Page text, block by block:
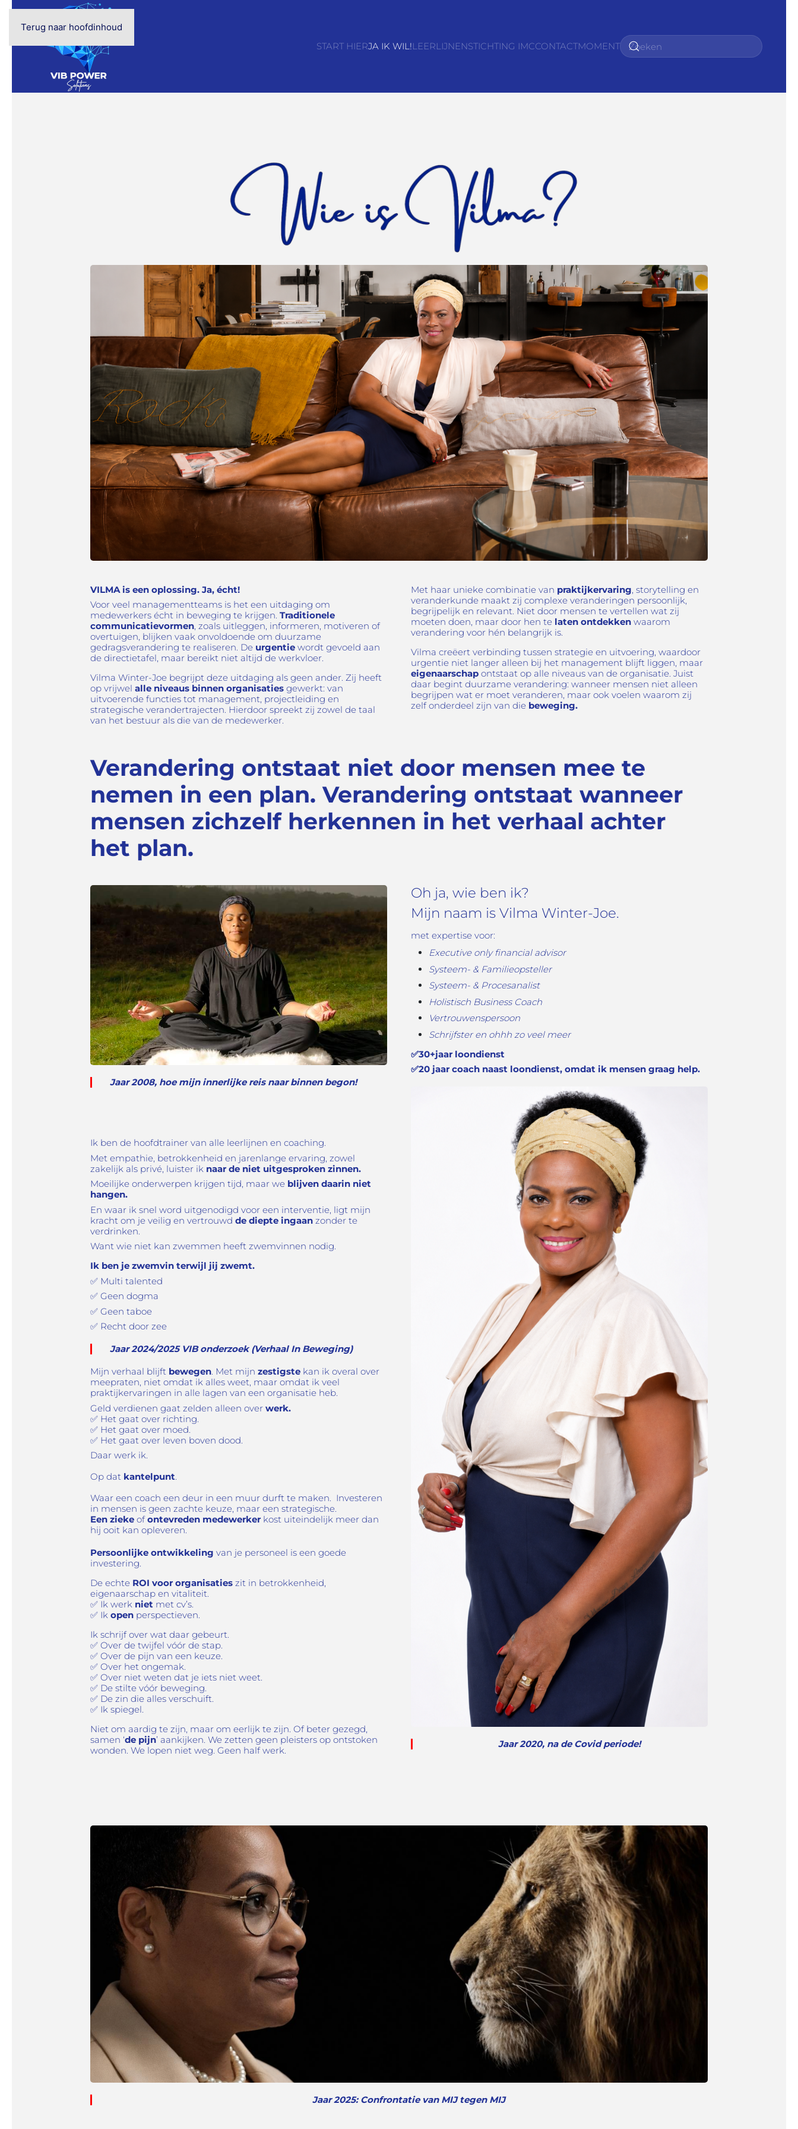
Terug naar hoofdinhoud
START HIERJA IK WIL!LEERLIJNENSTICHTING IMCCONTACTMOMENT
VILMA is een oplossing. Ja, écht!
Voor veel managementteams is het een uitdaging om
medewerkers écht in beweging te krijgen. Traditionele
communicatievormen, zoals uitleggen, informeren, motiveren of
overtuigen, blijken vaak onvoldoende om duurzame
gedragsverandering te realiseren. De urgentie wordt gevoeld aan
de directietafel, maar bereikt niet altijd de werkvloer.
Vilma Winter-Joe begrijpt deze uitdaging als geen ander. Zij heeft
op vrijwel alle niveaus binnen organisaties gewerkt: van
uitvoerende functies tot management, projectleiding en
strategische verandertrajecten. Hierdoor spreekt zij zowel de taal
van het bestuur als die van de medewerker.
Met haar unieke combinatie van praktijkervaring, storytelling en
veranderkunde maakt zij complexe veranderingen persoonlijk,
begrijpelijk en relevant. Niet door mensen te vertellen wat zij
moeten doen, maar door hen te laten ontdekken waarom
verandering voor hén belangrijk is.
Vilma creëert verbinding tussen strategie en uitvoering, waardoor
urgentie niet langer alleen bij het management blijft liggen, maar
eigenaarschap ontstaat op alle niveaus van de organisatie. Juist
daar begint duurzame verandering: wanneer mensen niet alleen
begrijpen wat er moet veranderen, maar ook voelen waarom zij
zelf onderdeel zijn van die beweging.
Verandering ontstaat niet door mensen mee te
nemen in een plan. Verandering ontstaat wanneer
mensen zichzelf herkennen in het verhaal achter
het plan.
Jaar 2008, hoe mijn innerlijke reis naar binnen begon!
Ik ben de hoofdtrainer van alle leerlijnen en coaching.
Met empathie, betrokkenheid en jarenlange ervaring, zowel
zakelijk als privé, luister ik naar de niet uitgesproken zinnen.
Moeilijke onderwerpen krijgen tijd, maar we blijven daarin niet
hangen.
En waar ik snel word uitgenodigd voor een interventie, ligt mijn
kracht om je veilig en vertrouwd de diepte ingaan zonder te
verdrinken.
Want wie niet kan zwemmen heeft zwemvinnen nodig.
Ik ben je zwemvin terwijl jij zwemt.
✅ Multi talented
✅ Geen dogma
✅ Geen taboe
✅ Recht door zee
Jaar 2024/2025 VIB onderzoek (Verhaal In Beweging)
Mijn verhaal blijft bewegen. Met mijn zestigste kan ik overal over
meepraten, niet omdat ik alles weet, maar omdat ik veel
praktijkervaringen in alle lagen van een organisatie heb.
Geld verdienen gaat zelden alleen over werk.
✅ Het gaat over richting.
✅ Het gaat over moed.
✅ Het gaat over leven boven dood.
Daar werk ik.
Op dat kantelpunt.
Waar een coach een deur in een muur durft te maken. Investeren
in mensen is geen zachte keuze, maar een strategische.
Een zieke ofontevreden medewerker kost uiteindelijk meer dan
hij ooit kan opleveren.
Persoonlijke ontwikkeling van je personeel is een goede
investering.
De echte ROI voor organisaties zit in betrokkenheid,
eigenaarschap en vitaliteit.
✅ Ik werk niet met cv’s.
✅ Ik open perspectieven.
Ik schrijf over wat daar gebeurt.
✅ Over de twijfel vóór de stap.
✅ Over de pijn van een keuze.
✅ Over het ongemak.
✅ Over niet weten dat je iets niet weet.
✅ De stilte vóór beweging.
✅ De zin die alles verschuift.
✅ Ik spiegel.
Niet om aardig te zijn, maar om eerlijk te zijn. Of beter gezegd,
samen ‘de pijn’ aankijken. We zetten geen pleisters op ontstoken
wonden. We lopen niet weg. Geen half werk.
Oh ja, wie ben ik?
Mijn naam is Vilma Winter-Joe.
met expertise voor:
Executive onlyfinancial advisor
Systeem- & Familieopsteller
Systeem- & Procesanalist
Holistisch Business Coach
Vertrouwenspersoon
Schrijfster en ohhh zo veel meer
✅30+jaar loondienst
✅20 jaar coach naast loondienst, omdat ik mensen graag help.
Jaar 2020, na de Covid periode!
Jaar 2025: Confrontatie van MIJ tegen MIJ